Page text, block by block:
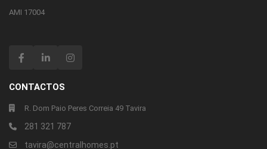
AMI 17004
CONTACTOS
R. Dom Paio Peres Correia 49 Tavira
281 321 787
tavira@centralhomes.pt